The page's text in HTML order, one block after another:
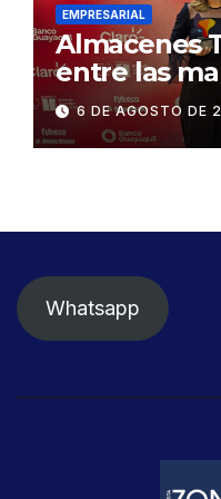
EMPRESARIAL
Almacenes
entre las
influyentes
6 DE AGOSTO DE
Whatsapp